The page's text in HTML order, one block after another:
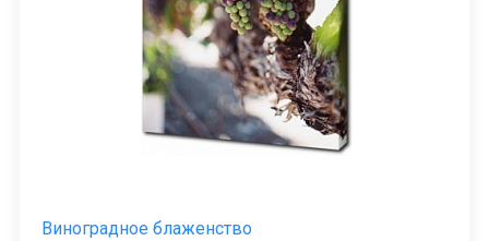
Виноградное блаженство